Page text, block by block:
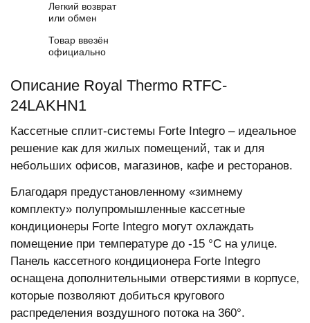
Легкий возврат
или обмен
Товар ввезён
официально
Описание Royal Thermo RTFC-
24LAKHN1
Кассетные сплит-системы Forte Integro – идеальное
решение как для жилых помещений, так и для
небольших офисов, магазинов, кафе и ресторанов.
Благодаря предустановленному «зимнему
комплекту» полупромышленные кассетные
кондиционеры Forte Integro могут охлаждать
помещение при температуре до -15 °C на улице.
Панель кассетного кондиционера Forte Integro
оснащена дополнительными отверстиями в корпусе,
которые позволяют добиться кругового
распределения воздушного потока на 360°.